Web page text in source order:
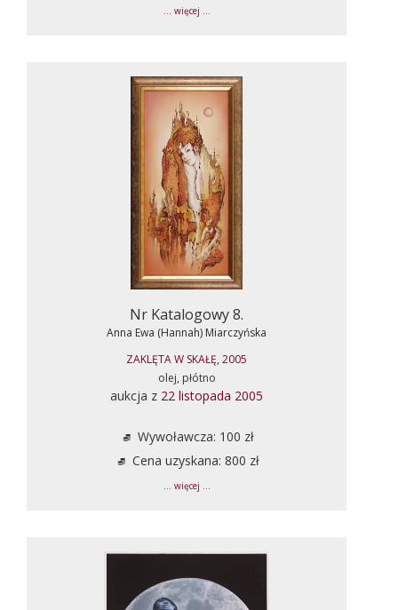
... więcej ...
Nr Katalogowy 8.
Anna Ewa (Hannah) Miarczyńska
ZAKLĘTA W SKAŁĘ, 2005
olej, płótno
aukcja z 22 listopada 2005
Wywoławcza: 100 zł
Cena uzyskana: 800 zł
... więcej ...